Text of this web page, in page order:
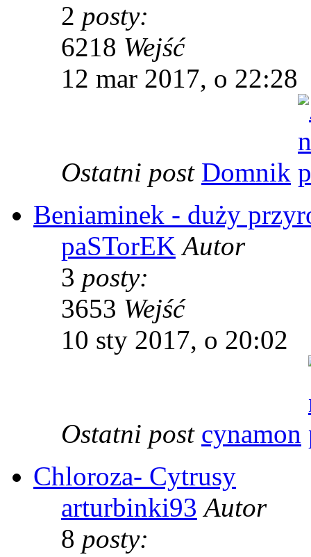
2 posty:
6218 Wejść
12 mar 2017, o 22:28
Ostatni post Domnik
Beniaminek - duży
paSTorEK Autor
3 posty:
3653 Wejść
10 sty 2017, o 20:02
Ostatni post cynamon
Chloroza- Cytrusy
arturbinki93 Autor
8 posty: